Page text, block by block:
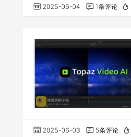
2025-06-04 1条评论
2025-06-03 5条评论